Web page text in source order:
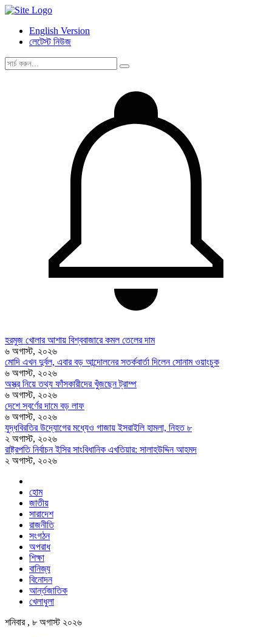
English Version
লেটেস্ট নিউজ
হরমুজ খোলার আশায় বিশ্ববাজারে কমল তেলের দাম
৬ অগাস্ট, ২০২৬
মোদি এখন দুর্বল, এবার বড় আন্দোলনের সতর্কবার্তা দিলেন সোনাম ওয়াংচুক
৬ অগাস্ট, ২০২৬
অস্ত্র নিয়ে তথ্য ফাঁসকারীদের খুঁজছেন ট্রাম্প
৬ অগাস্ট, ২০২৬
দেশে স্বর্ণের দামে বড় লাফ
৬ অগাস্ট, ২০২৬
যুদ্ধবিরতির উদ্যোগের মধ্যেও গাজায় ইসরাইলি হামলা, নিহত ৮
২ অগাস্ট, ২০২৬
রাষ্ট্রপতি নির্বাচন ইসির সাংবিধানিক এখতিয়ার: সালাহউদ্দিন আহমদ
২ অগাস্ট, ২০২৬
হোম
জাতীয়
সারাদেশ
রাজনীতি
সংগঠন
অপরাধ
শিক্ষা
বানিজ্য
বিনোদন
আর্ন্তজাতিক
খেলাধুলা
শনিবার , ৮ অগাস্ট ২০২৬